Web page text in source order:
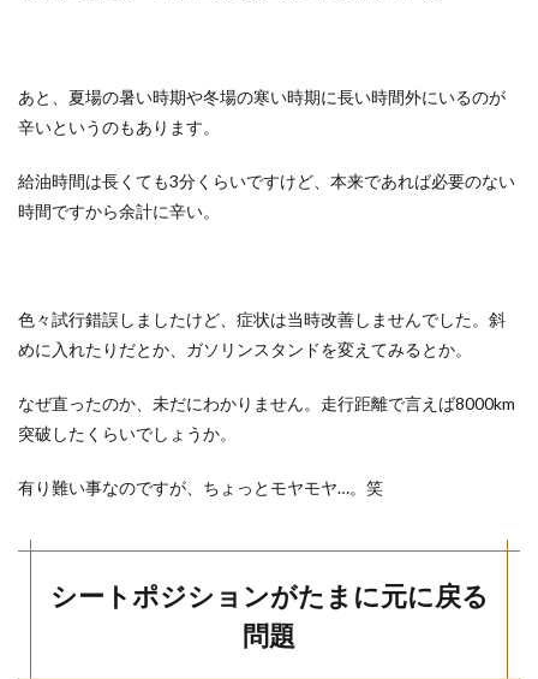
あと、夏場の暑い時期や冬場の寒い時期に長い時間外にいるのが
辛いというのもあります。
給油時間は長くても3分くらいですけど、本来であれば必要のない
時間ですから余計に辛い。
色々試行錯誤しましたけど、症状は当時改善しませんでした。斜
めに入れたりだとか、ガソリンスタンドを変えてみるとか。
なぜ直ったのか、未だにわかりません。走行距離で言えば8000km
突破したくらいでしょうか。
有り難い事なのですが、ちょっとモヤモヤ…。笑
シートポジションがたまに元に戻る
問題